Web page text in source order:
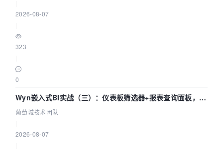
2026-08-07
323
0
Wyn嵌入式BI实战（三）：仪表板筛选器+报表查询面板，参
数联动全闭环
葡萄城技术团队
2026-08-07